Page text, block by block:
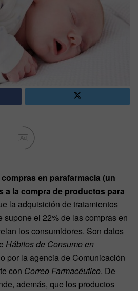
Ad
en parafarmacia (un
a la compra de productos para
la adquisición de tratamientos
supone el 22% de las compras en
los consumidores. Son datos
Hábitos de Consumo en
por la agencia de Comunicación
con Correo Farmacéutico. De
además, que los productos